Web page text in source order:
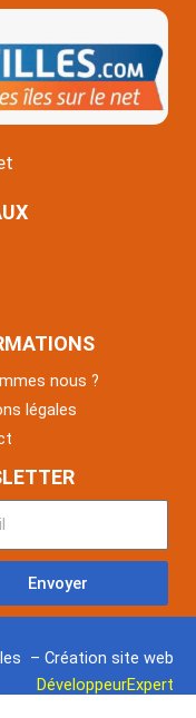
nous ?
légales
Envoyer
– Création site web
DéveloppeurExpert